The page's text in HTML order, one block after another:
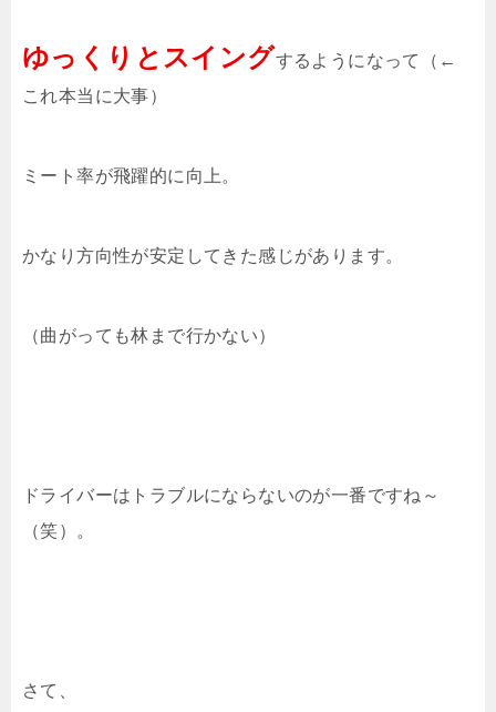
ゆっくりとスイングするようになって（←
これ本当に大事）
ミート率が飛躍的に向上。
かなり方向性が安定してきた感じがあります。
（曲がっても林まで行かない）
ドライバーはトラブルにならないのが一番ですね～
（笑）。
さて、